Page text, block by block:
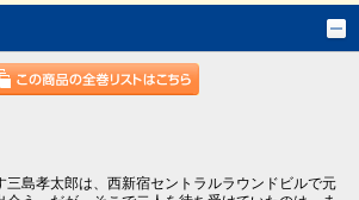
三島孝太郎は、西新宿セントラルラウンドビルで元